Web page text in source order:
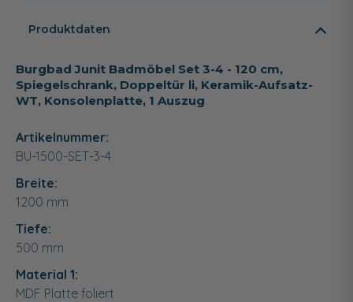
Produktdaten
Burgbad Junit Badmöbel Set 3-4 - 120 cm,
Spiegelschrank, Doppeltür li, Keramik-Aufsatz-
WT, Konsolenplatte, 1 Auszug
Artikelnummer:
BU-1500-SET-3-4
Breite:
1200 mm
Tiefe:
500 mm
Material 1:
MDF Platte foliert